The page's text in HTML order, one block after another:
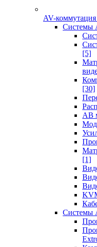
AV-коммутация
Системы
[5]
[30]
АВ
[1]
Системы